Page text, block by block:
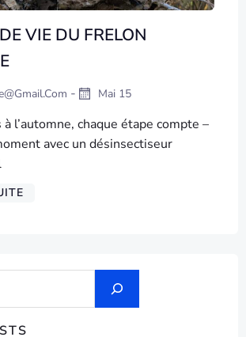
VIE DU FRELON
- Mai 15
l’automne, chaque étape compte –
avec un désinsectiseur